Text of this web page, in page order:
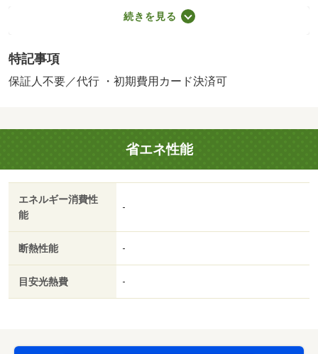
ことができます。住人以外が住居エリアに侵入しにくいた
め、安全性が上がるオートロック機能を備えています。い
すすめの浴室乾燥機があります。収納はシューズボック
ス・クロゼットなどが備え付けられているので、衣類や日
はバルコニー付きで、用途に合わせて利用できます。こち
らは初期費用をカードでお支払いいただける物件です。エ
レベーター付きの物件です。賃料４．５万円が魅力の物件
です。駐輪場付きのマンションです。過ごしやすい環境を
実現する、エアコン付きのマンションです（＾＾）・賃貸
保証等：加入要（加入要 ／ 賃貸保証会社：初回月額総
年）・鍵交換代：あり２２，０００円～・維持費等：定額
水道料２，５００円／月・サービスパック１，５４０円／
月・家財保険１，０００円／月・☆クレジット決済（初期
時精算費用 49500円
続きを見る
特記事項
保証人不要／代行 ・初期費用カード決済可
省エネ性能
エネルギー消費性
能
-
断熱性能 -
目安光熱費 -